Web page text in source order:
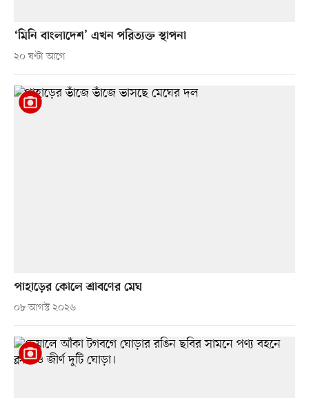
‘মিনি বাংলাদেশ’ এখন পরিত্যক্ত স্থাপনা
২০ ঘণ্টা আগে
পাহাড়ের কোলে শ্রাবণের মেঘ
০৮ আগস্ট ২০২৬